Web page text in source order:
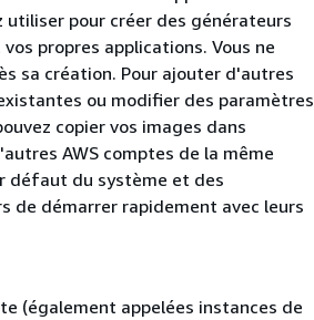
pour créer des générateurs
propres applications. Vous ne
sa création. Pour ajouter d'autres
ou modifier des paramètres
copier vos images dans
AWS comptes de la même
défaut du système et des
de démarrer rapidement avec leurs
(également appelées instances de